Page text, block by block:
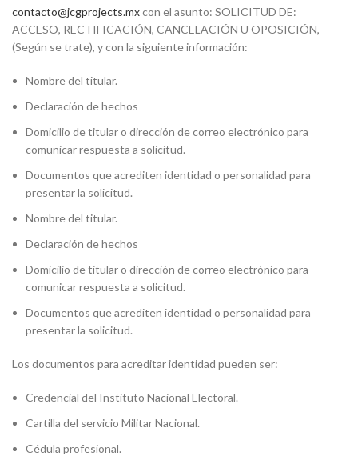
contacto@jcgprojects.mxcon el asunto: SOLICITUD DE:
ACCESO, RECTIFICACIÓN, CANCELACIÓN U OPOSICIÓN,
(Según se trate), y con la siguiente información:
Nombre del titular.
Declaración de hechos
Domicilio de titular o dirección de correo electrónico para
comunicar respuesta a solicitud.
Documentos que acrediten identidad o personalidad para
presentar la solicitud.
Nombre del titular.
Declaración de hechos
Domicilio de titular o dirección de correo electrónico para
comunicar respuesta a solicitud.
Documentos que acrediten identidad o personalidad para
presentar la solicitud.
Los documentos para acreditar identidad pueden ser:
Credencial del Instituto Nacional Electoral.
Cartilla del servicio Militar Nacional.
Cédula profesional.